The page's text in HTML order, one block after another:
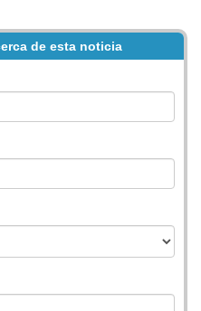
de esta noticia